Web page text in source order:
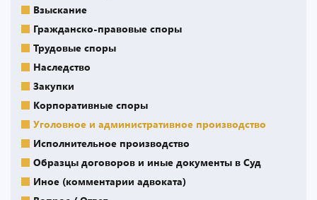
Взыскание
Гражданско-правовые споры
Трудовые споры
Наследство
Закупки
Корпоративные споры
Уголовное и административное производство
Исполнительное производство
Образцы договоров и иные документы в Суд
Иное (комментарии адвоката)